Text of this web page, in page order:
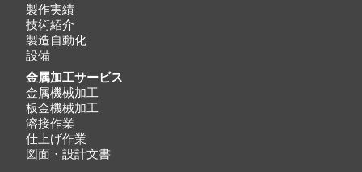
製作実績
技術紹介
製造自動化
設備
金属加工サービス
金属機械加工
板金機械加工
溶接作業
仕上げ作業
図面・設計文書